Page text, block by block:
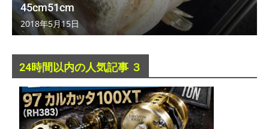
45cm51cm
2018年5月15日
24時間以内の人気記事 ３